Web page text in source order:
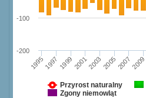
Przyrost naturalny
Zgony niemowląt
19951997 199920012003200520072009
-200
-100